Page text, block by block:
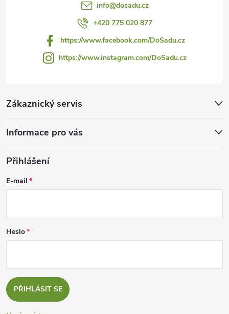
Zákaznický servis
Informace pro vás
info@dosadu.cz
+420 775 020 877
https://www.facebook.com/DoSadu.cz
https://www.instagram.com/DoSadu.cz
Přihlášení
E-mail
Heslo
PŘIHLÁSIT SE